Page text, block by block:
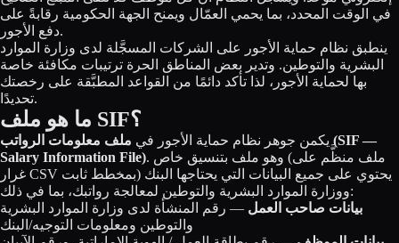
في الوقت المحدد، بما يحمي العمّال ويمنح الجهة الحكومية رقابةً على
دفع الأجور.
ينطبق نظام حماية الأجور على الشركات المسجَّلة لدى وزارة الموارد
البشرية والتوطين. وتدير بعض المناطق الحرة ترتيبات مكافئة خاصة
بها لحماية الأجور، لذا تأكد دائمًا من القواعد المطبَّقة على رخصتك
تحديدًا.
ما هو ملف SIF؟
يكمن جوهر نظام حماية الأجور في ملف معلومات الرواتب (SIF —
Salary Information File). وهو ملف بتنسيق خاص (ملف منظَّم على
غرار CSV بمخطط ثابت) يحتوي على جميع البيانات التي يحتاجها البنك
ووزارة الموارد البشرية والتوطين لمعالجة رواتبك، بما في ذلك:
بيانات صاحب العمل — رقم المنشأة لدى وزارة الموارد البشرية
والتوطين ومعلومات التوجيه/البنك